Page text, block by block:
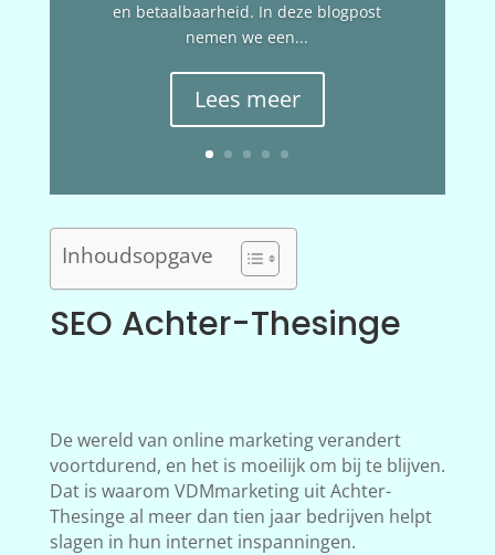
en betaalbaarheid. In deze blogpost
nemen we een...
Lees meer
Inhoudsopgave
SEO Achter-Thesinge
De wereld van online marketing verandert
voortdurend, en het is moeilijk om bij te blijven.
Dat is waarom VDMmarketing uit Achter-
Thesinge al meer dan tien jaar bedrijven helpt
slagen in hun internet inspanningen.